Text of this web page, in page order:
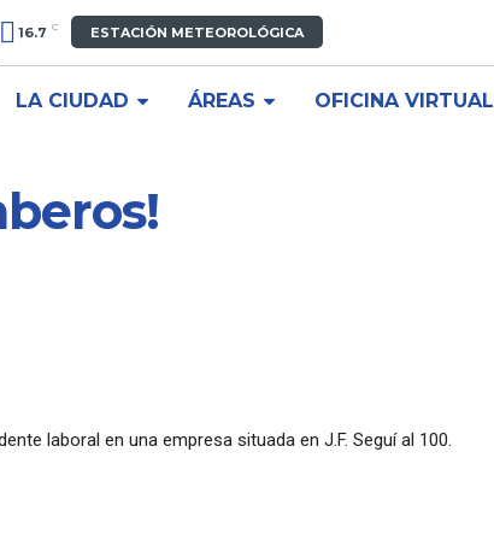
16.7 C ESTACIÓN METEOROLÓGICA
LA CIUDAD ÁREAS OFICINA VIRTUAL
laboral en una empresa situada en J.F. Seguí al 100.